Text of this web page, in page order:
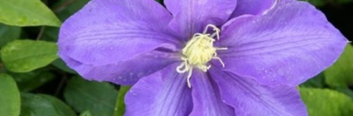
ARTIKLER
OM PLANTEPORTALEN